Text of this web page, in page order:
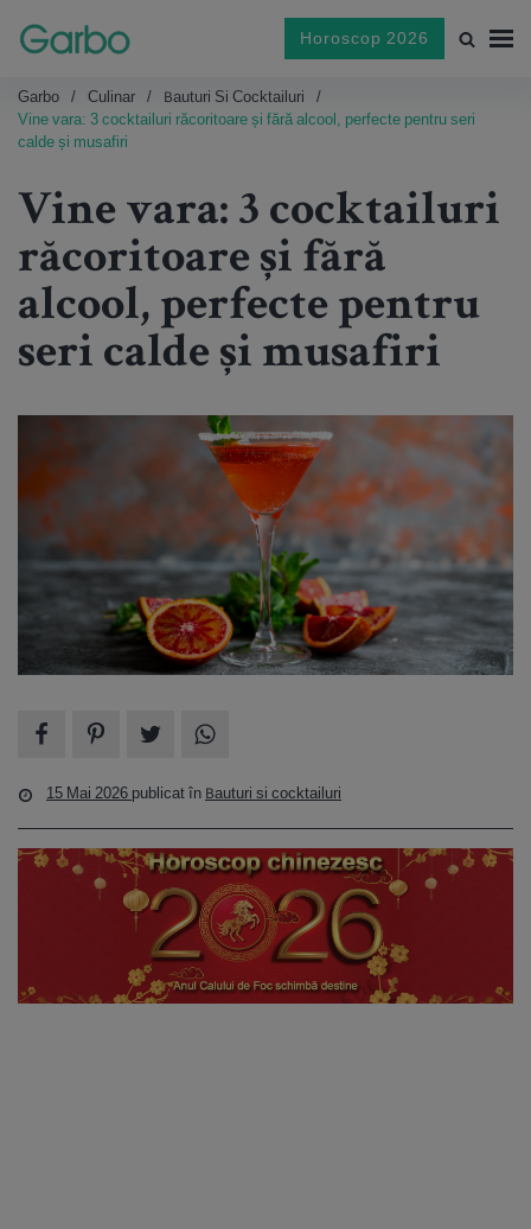
Horoscop 2026
Garbo Culinar
Bauturi Si Cocktailuri
Vine vara: 3 cocktailuri răcoritoare și fără alcool, perfecte pentru seri
calde și musafiri
Vine vara: 3 cocktailuri
răcoritoare și fără
alcool, perfecte pentru
seri calde și musafiri
15 Mai 2026 publicat în Bauturi si cocktailuri